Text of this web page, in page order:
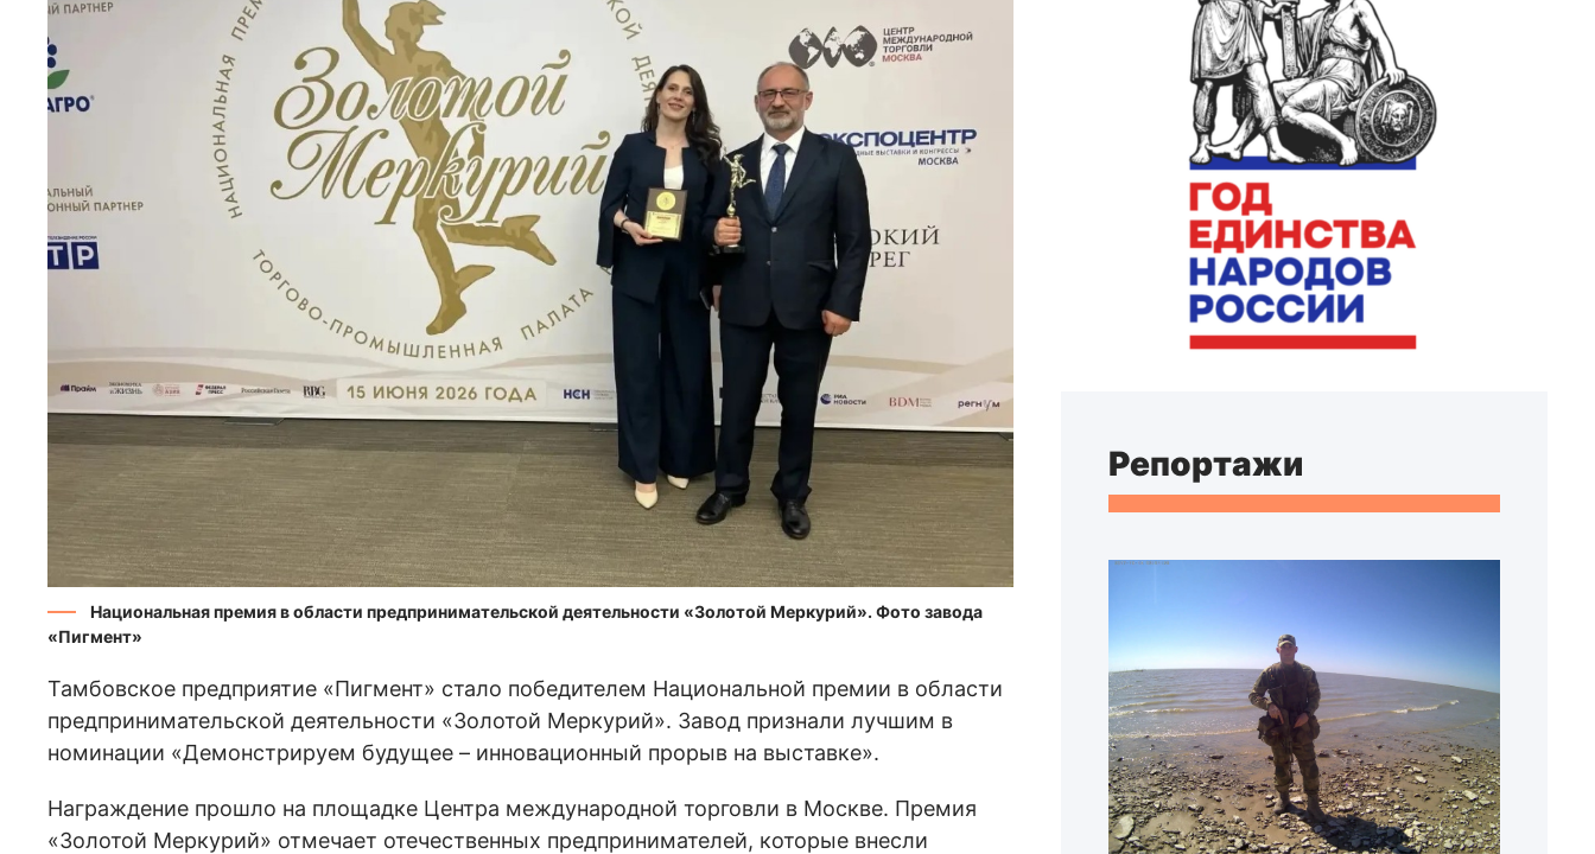
Национальная премия в области предпринимательской деятельности «Золотой Меркурий». Фото завода
«Пигмент»
Тамбовское предприятие «Пигмент» стало победителем Национальной премии в области
предпринимательской деятельности «Золотой Меркурий». Завод признали лучшим в
номинации «Демонстрируем будущее – инновационный прорыв на выставке».
Награждение прошло на площадке Центра международной торговли в Москве. Премия
«Золотой Меркурий» отмечает отечественных предпринимателей, которые внесли
Репортажи